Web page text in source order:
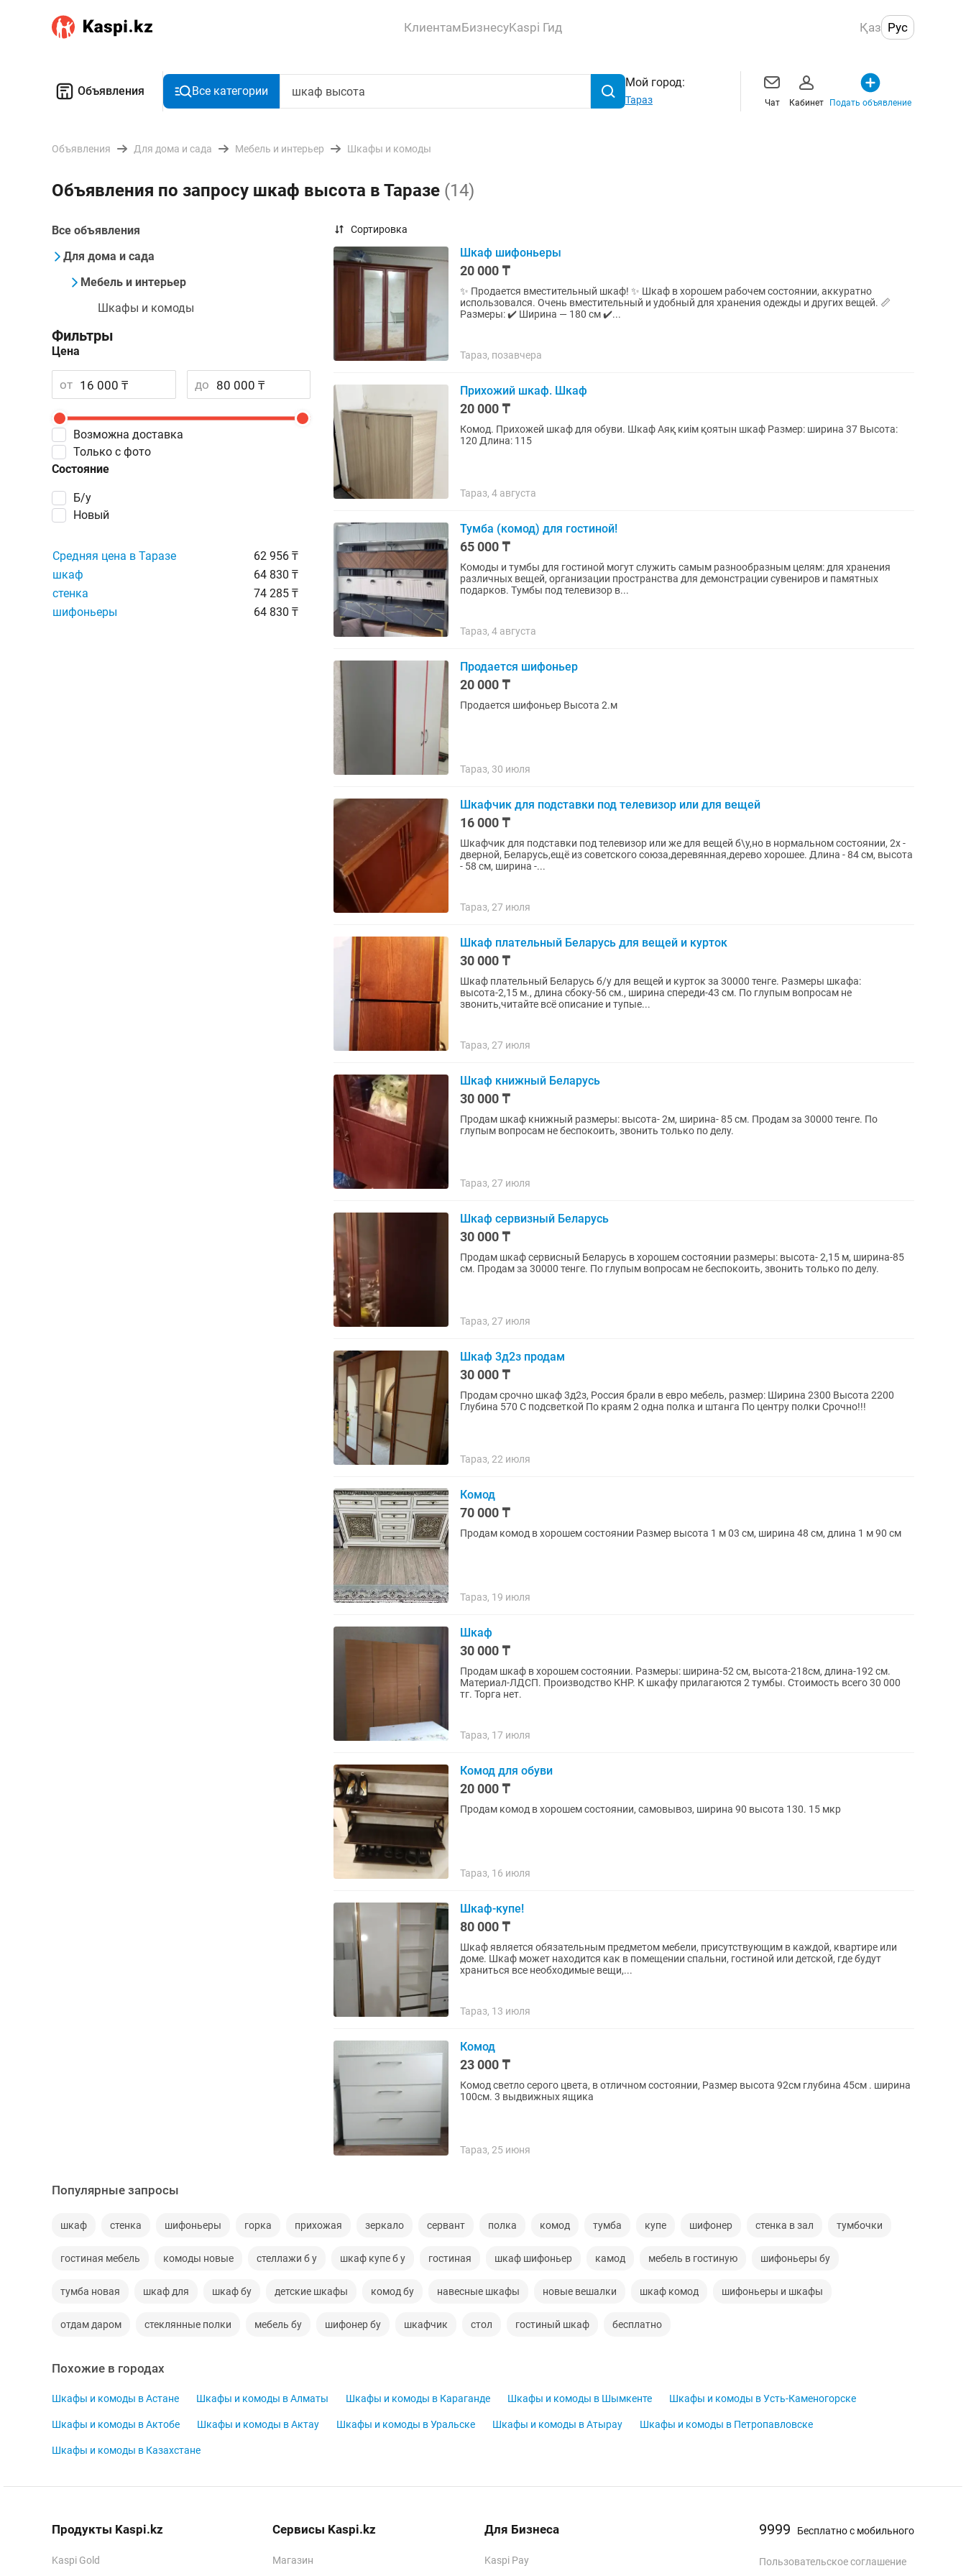
КлиентамБизнесуKaspi Гид Қаз Рус
Объявления Все категории
Мой город:
Тараз Чат Кабинет Подать объявление
Объявления Для дома и сада Мебель и интерьер Шкафы и комоды
Объявления по запросу шкаф высота в Таразе (14)
Все объявления
Для дома и сада
Мебель и интерьер
Шкафы и комоды
Фильтры
Цена
от до
Возможна доставка
Состояние
Б/у
Новый
Только с фото
Средняя цена в Таразе
62 956 ₸
шкаф
64 830 ₸
стенка
74 285 ₸
шифоньеры
64 830 ₸
Сортировка
Шкаф шифоньеры
20 000 ₸
✨ Продается вместительный шкаф! ✨ Шкаф в хорошем рабочем состоянии, аккуратно
использовался. Очень вместительный и удобный для хранения одежды и других вещей. 📏
Размеры: ✔️ Ширина — 180 см ✔️...
Тараз, позавчера
Прихожий шкаф. Шкаф
20 000 ₸
Комод. Прихожей шкаф для обуви. Шкаф Аяқ киім қоятын шкаф Размер: ширина 37 Высота:
120 Длина: 115
Тараз, 4 августа
Тумба (комод) для гостиной!
65 000 ₸
Комоды и тумбы для гостиной могут служить самым разнообразным целям: для хранения
различных вещей, организации пространства для демонстрации сувениров и памятных
подарков. Тумбы под телевизор в...
Тараз, 4 августа
Продается шифоньер
20 000 ₸
Продается шифоньер Высота 2.м
Тараз, 30 июля
Шкафчик для подставки под телевизор или для вещей
16 000 ₸
Шкафчик для подставки под телевизор или же для вещей б\у,но в нормальном состоянии, 2х -
дверной, Беларусь,ещё из советского союза,деревянная,дерево хорошее. Длина - 84 см, высота
- 58 см, ширина -...
Тараз, 27 июля
Шкаф плательный Беларусь для вещей и курток
30 000 ₸
Шкаф плательный Беларусь б/у для вещей и курток за 30000 тенге. Размеры шкафа:
высота-2,15 м., длина сбоку-56 см., ширина спереди-43 см. По глупым вопросам не
звонить,читайте всё описание и тупые...
Тараз, 27 июля
Шкаф книжный Беларусь
30 000 ₸
Продам шкаф книжный размеры: высота- 2м, ширина- 85 см. Продам за 30000 тенге. По
глупым вопросам не беспокоить, звонить только по делу.
Тараз, 27 июля
Шкаф сервизный Беларусь
30 000 ₸
Продам шкаф сервисный Беларусь в хорошем состоянии размеры: высота- 2,15 м, ширина-85
см. Продам за 30000 тенге. По глупым вопросам не беспокоить, звонить только по делу.
Тараз, 27 июля
Шкаф 3д2з продам
30 000 ₸
Продам срочно шкаф 3д2з, Россия брали в евро мебель, размер: Ширина 2300 Высота 2200
Глубина 570 С подсветкой По краям 2 одна полка и штанга По центру полки Срочно!!!
Тараз, 22 июля
Комод
70 000 ₸
Продам комод в хорошем состоянии Размер высота 1 м 03 см, ширина 48 см, длина 1 м 90 см
Тараз, 19 июля
Шкаф
30 000 ₸
Продам шкаф в хорошем состоянии. Размеры: ширина-52 см, высота-218см, длина-192 см.
Материал-ЛДСП. Производство КНР. К шкафу прилагаются 2 тумбы. Стоимость всего 30 000
тг. Торга нет.
Тараз, 17 июля
Комод для обуви
20 000 ₸
Продам комод в хорошем состоянии, самовывоз, ширина 90 высота 130. 15 мкр
Тараз, 16 июля
Шкаф-купе!
80 000 ₸
Шкаф является обязательным предметом мебели, присутствующим в каждой, квартире или
доме. Шкаф может находится как в помещении спальни, гостиной или детской, где будут
храниться все необходимые вещи,...
Тараз, 13 июля
Комод
23 000 ₸
Комод светло серого цвета, в отличном состоянии, Размер высота 92см глубина 45см . ширина
100см. 3 выдвижных ящика
Тараз, 25 июня
Популярные запросы
шкаф стенка шифоньеры горка прихожая зеркало сервант полка комод тумба купе шифонер стенка в зал тумбочки
гостиная мебель комоды новые стеллажи б у шкаф купе б у гостиная шкаф шифоньер камод мебель в гостиную шифоньеры бу
тумба новая шкаф для шкаф бу детские шкафы комод бу навесные шкафы новые вешалки шкаф комод шифоньеры и шкафы
отдам даром стеклянные полки мебель бу шифонер бу шкафчик стол гостиный шкаф бесплатно
Похожие в городах
Шкафы и комоды в Астане Шкафы и комоды в Алматы Шкафы и комоды в Караганде Шкафы и комоды в Шымкенте Шкафы и комоды в Усть-Каменогорске
Шкафы и комоды в Актобе Шкафы и комоды в Актау Шкафы и комоды в Уральске Шкафы и комоды в Атырау Шкафы и комоды в Петропавловске
Шкафы и комоды в Казахстане
Продукты Kaspi.kz
Kaspi Gold
Сервисы Kaspi.kz
Магазин
Для Бизнеса
Kaspi Pay
9999 Бесплатно с мобильного
Пользовательское соглашение